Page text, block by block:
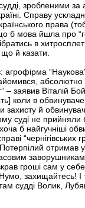
зробленими
Справу
права
б мова йшла про
в
й казати.
– заявив Віталій
коли в
й
суді не
б найгучніші
“чернігівських
отримав
гроші сам у
захищайтесь!
судді Волик,